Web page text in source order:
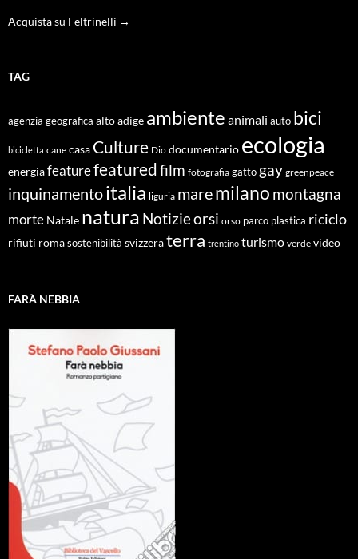
Acquista su Feltrinelli →
TAG
agenzia geografica alto adige ambiente animali auto bici
bicicletta cane casa Culture Dio documentario ecologia
energiafeaturefeaturedfilm fotografia gatto gay greenpeace
inquinamentoitalia liguria maremilano montagna
morte Natale natura Notizieorsi orso parco plastica riciclo
rifiuti roma sostenibilità svizzeraterra trentino turismo verde video
FARÀ NEBBIA